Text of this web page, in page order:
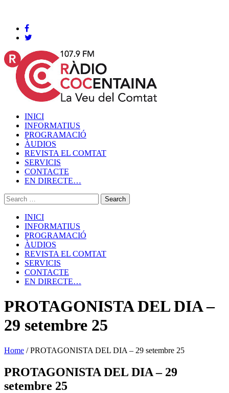
INICI
INFORMATIUS
PROGRAMACIÓ
ÀUDIOS
REVISTA EL COMTAT
SERVICIS
CONTACTE
EN DIRECTE…
INICI
INFORMATIUS
PROGRAMACIÓ
ÀUDIOS
REVISTA EL COMTAT
SERVICIS
CONTACTE
EN DIRECTE…
PROTAGONISTA DEL DIA –
29 setembre 25
Home /PROTAGONISTA DEL DIA – 29 setembre 25
PROTAGONISTA DEL DIA – 29
setembre 25